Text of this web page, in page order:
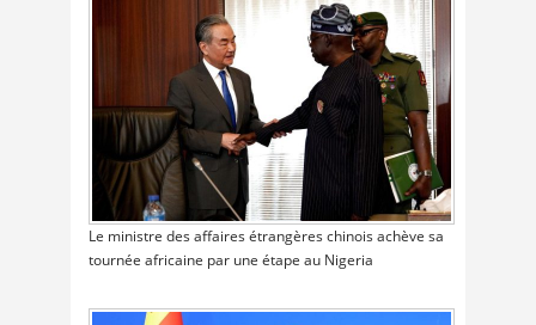
Le ministre des affaires étrangères chinois achève sa
tournée africaine par une étape au Nigeria